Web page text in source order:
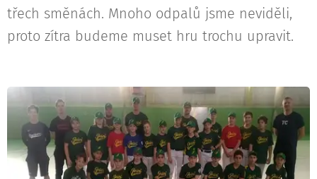
třech směnách. Mnoho odpalů jsme neviděli,
proto zítra budeme muset hru trochu upravit.